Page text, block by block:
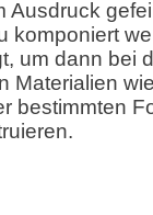
Ausdruck
komponiert
um dann bei
Materialien
bestimmten